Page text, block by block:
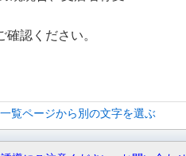
認ください。
覧ページから別の文字を選ぶ